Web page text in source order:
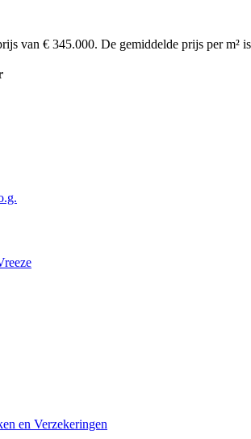
van € 345.000. De gemiddelde prijs per m²
en Verzekeringen